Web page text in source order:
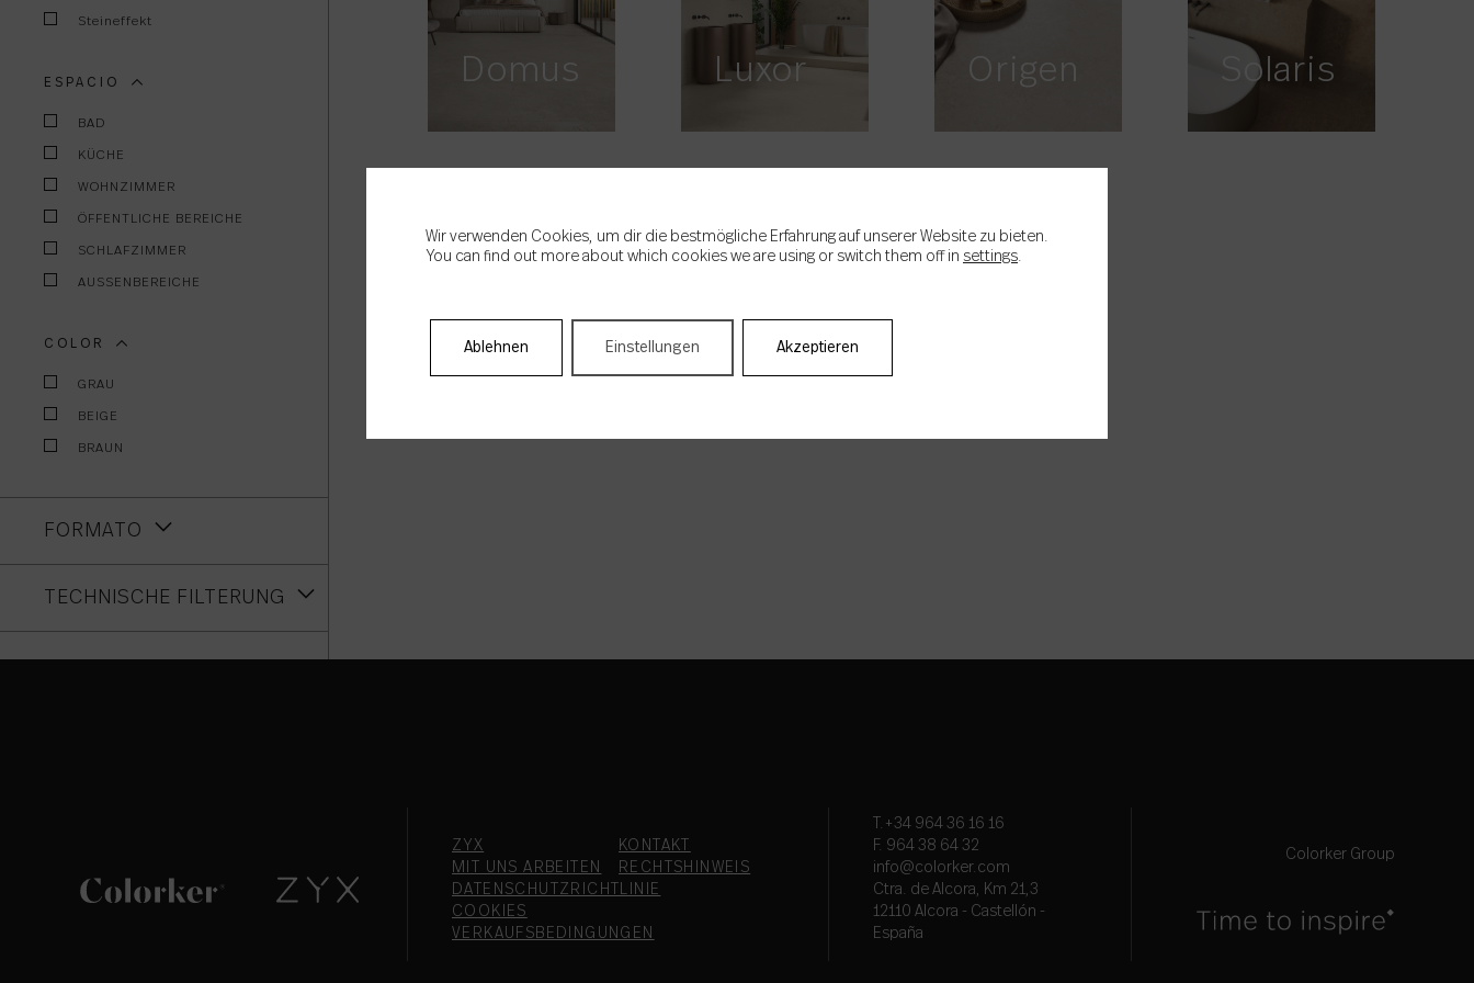
Steineffekt
ESPACIO
BAD
KÜCHE
WOHNZIMMER
ÖFFENTLICHE BEREICHE
SCHLAFZIMMER
AUSSENBEREICHE
COLOR
GRAU
BEIGE
BRAUN
FORMATO
TECHNISCHE FILTERUNG
Domus Luxor Origen Solaris
ZYX
KONTAKT
MIT UNS ARBEITEN
RECHTSHINWEIS
DATENSCHUTZRICHTLINIE
COOKIES
VERKAUFSBEDINGUNGEN
T.+34 964 36 16 16
F. 964 38 64 32
info@colorker.com
Ctra. de Alcora, Km 21,3
12110 Alcora - Castellón -
España
Colorker Group
Wir verwenden Cookies, um dir die bestmögliche Erfahrung auf unserer Website zu bieten.
You can find out more about which cookies we are using or switch them off in settings.
Akzeptieren
Ablehnen Einstellungen